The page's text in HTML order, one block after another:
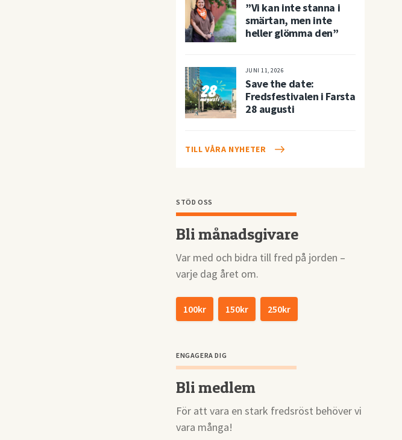
”Vi kan inte stanna i
smärtan, men inte
heller glömma den”
JUNI 11, 2026
Save the date:
Fredsfestivalen i Farsta
28 augusti
TILL VÅRA NYHETER
STÖD OSS
Bli månadsgivare
Var med och bidra till fred på jorden –
varje dag året om.
100kr 150kr 250kr
ENGAGERA DIG
Bli medlem
För att vara en stark fredsröst behöver vi
vara många!